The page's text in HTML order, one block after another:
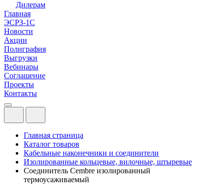
Дилерам
Главная
ЭСРЗ-1С
Новости
Акции
Полиграфия
Выгрузки
Вебинары
Соглашение
Проекты
Контакты
Главная страница
Каталог товаров
Кабельные наконечники и соединители
Изолированные кольцевые, вилочные, штыревые
Соединитель Cembre изолированный
термоусаживаемый